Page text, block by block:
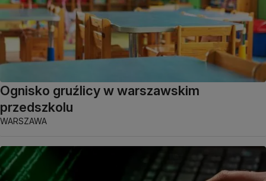
Ognisko gruźlicy w warszawskim
przedszkolu
WARSZAWA